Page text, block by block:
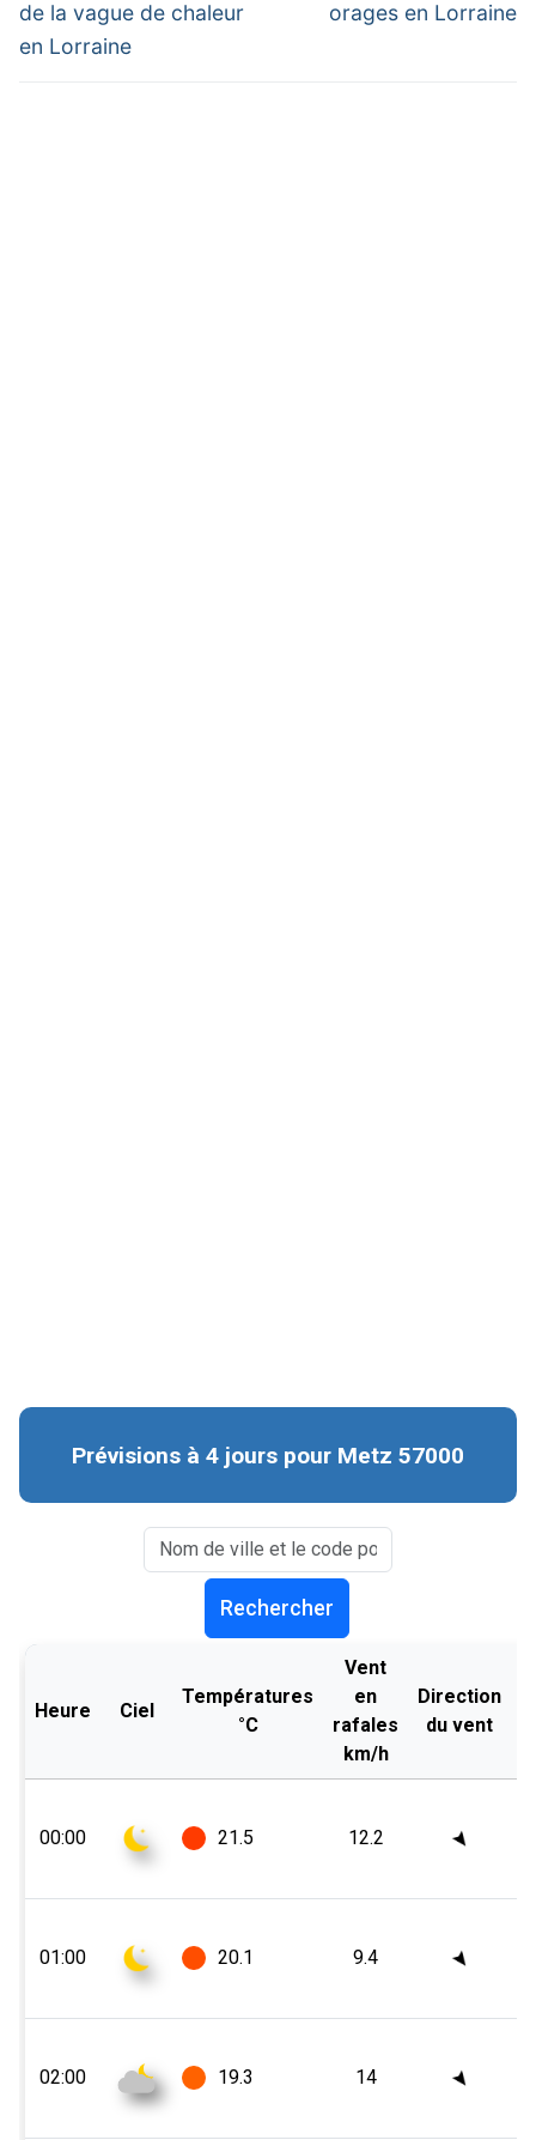
l’article
post:
de la vague de chaleur
en Lorraine
post:
orages en Lorraine